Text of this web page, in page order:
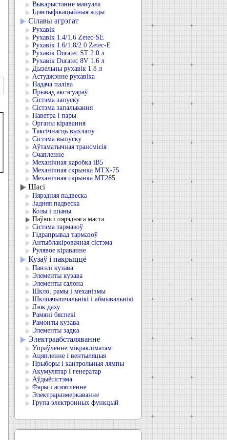
Выкарыстанне мануала
Ідэнтыфікацыйныя коды
Сілавы агрэгат
Рухавік
Рухавік 1.4/1.6 Zetec-SE
Рухавік 1.6/1.8/2.0 Zetec-E
Рухавік Duratec ST 2.0 л
Рухавік Duratec 8V 1.6 л
Дызельны рухавік 1.8 л
Астуджэнне рухавіка
Падача паліва
Прывад аксэсуараў
Сістэма запуску
Сістэма запальвання
Паветра і пары
Органы кіравання
Таксічнасць выхлапу
Сістэма выпуску
Аўтаматычная трансмісія
Счапленне
Механічная каробка iB5
Механічная скрынка MTX-75
Механічная скрынка MT285
Шасі
Пярэдняя падвеска
Задняя падвеска
Колы і шыны
Паўвосі пярэдняга маста
Сістэма тармазоў
Гідрапрывад тармазоў
Антыблакіровачная сістэма
Рулявое кіраванне
Кузаў і пакрыццё
Панэлі кузава
Элементы кузава
Элементы салона
Шкло, рамы і механізмы
Шклоачышчальнікі і абмывальнікі
Люк даху
Рамяні бяспекі
Рамонты кузава
Элементы задка
Электраабсталяванне
Упраўленне мікракліматам
Ацяпленне і вентыляцыя
Прыборы і кантрольныя лямпы
Акумулятар і генератар
Аўдыёсістэма
Фары і асвятленне
Электраразмеркаванне
Група электронных функцый